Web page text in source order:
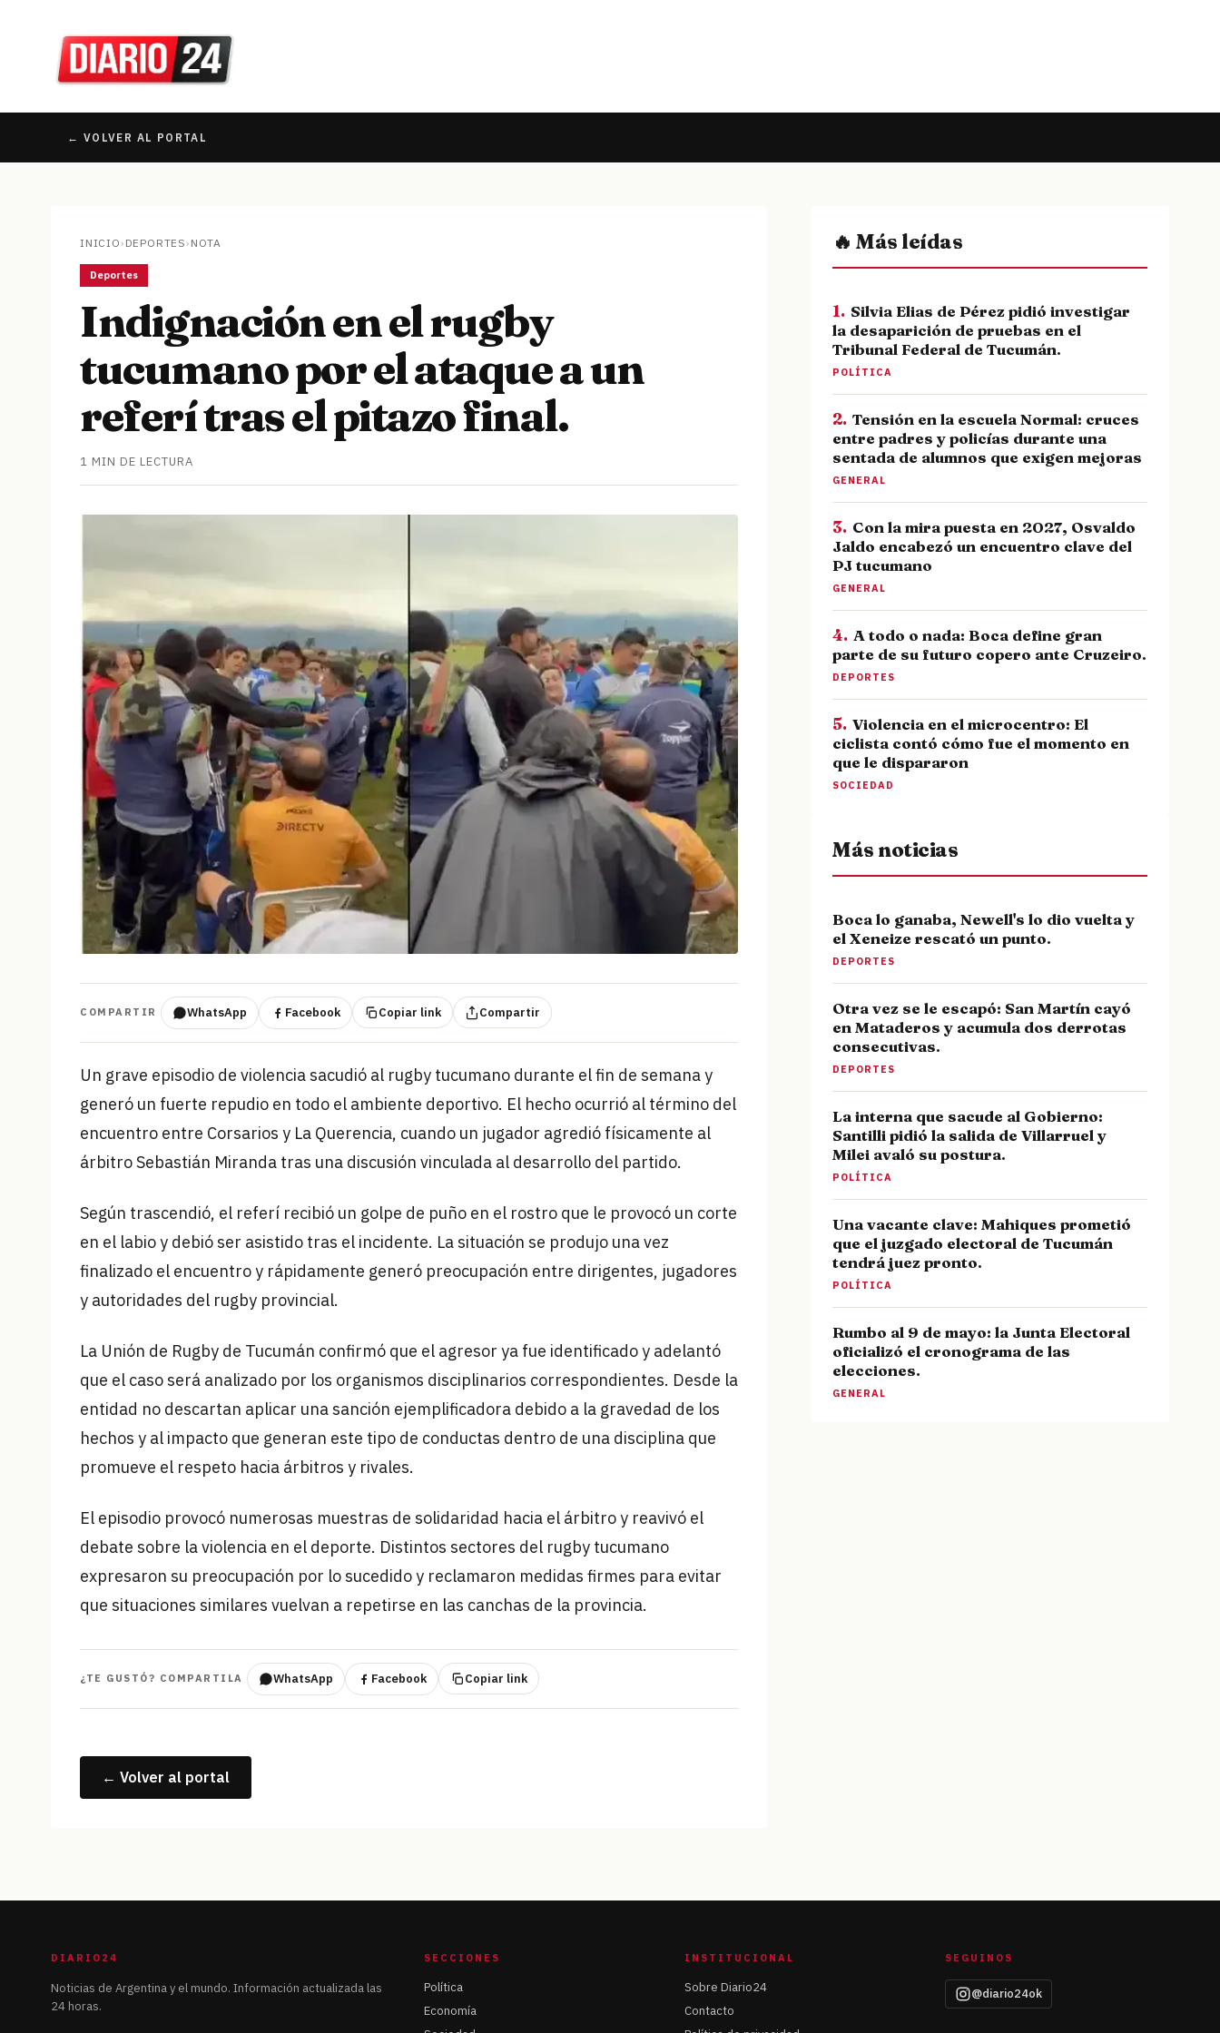
← VOLVER AL PORTAL
INICIO› DEPORTES› NOTA
Deportes
Indignación en el rugby
tucumano por el ataque a un
referí tras el pitazo final.
1 MIN DE LECTURA
COMPARTIR WhatsApp Facebook Copiar link Compartir
Un grave episodio de violencia sacudió al rugby tucumano durante el fin de semana y
generó un fuerte repudio en todo el ambiente deportivo. El hecho ocurrió al término del
encuentro entre Corsarios y La Querencia, cuando un jugador agredió físicamente al
árbitro Sebastián Miranda tras una discusión vinculada al desarrollo del partido.
Según trascendió, el referí recibió un golpe de puño en el rostro que le provocó un corte
en el labio y debió ser asistido tras el incidente. La situación se produjo una vez
finalizado el encuentro y rápidamente generó preocupación entre dirigentes, jugadores
y autoridades del rugby provincial.
La Unión de Rugby de Tucumán confirmó que el agresor ya fue identificado y adelantó
que el caso será analizado por los organismos disciplinarios correspondientes. Desde la
entidad no descartan aplicar una sanción ejemplificadora debido a la gravedad de los
hechos y al impacto que generan este tipo de conductas dentro de una disciplina que
promueve el respeto hacia árbitros y rivales.
El episodio provocó numerosas muestras de solidaridad hacia el árbitro y reavivó el
debate sobre la violencia en el deporte. Distintos sectores del rugby tucumano
expresaron su preocupación por lo sucedido y reclamaron medidas firmes para evitar
que situaciones similares vuelvan a repetirse en las canchas de la provincia.
¿TE GUSTÓ? COMPARTILA WhatsApp Facebook Copiar link
← Volver al portal
🔥 Más leídas
1. Silvia Elias de Pérez pidió investigar
la desaparición de pruebas en el
Tribunal Federal de Tucumán.
POLÍTICA
2. Tensión en la escuela Normal: cruces
entre padres y policías durante una
sentada de alumnos que exigen mejoras
GENERAL
3. Con la mira puesta en 2027, Osvaldo
Jaldo encabezó un encuentro clave del
PJ tucumano
GENERAL
4. A todo o nada: Boca define gran
parte de su futuro copero ante Cruzeiro.
DEPORTES
5. Violencia en el microcentro: El
ciclista contó cómo fue el momento en
que le dispararon
SOCIEDAD
Más noticias
Boca lo ganaba, Newell's lo dio vuelta y
el Xeneize rescató un punto.
DEPORTES
Otra vez se le escapó: San Martín cayó
en Mataderos y acumula dos derrotas
consecutivas.
DEPORTES
La interna que sacude al Gobierno:
Santilli pidió la salida de Villarruel y
Milei avaló su postura.
POLÍTICA
Una vacante clave: Mahiques prometió
que el juzgado electoral de Tucumán
tendrá juez pronto.
POLÍTICA
Rumbo al 9 de mayo: la Junta Electoral
oficializó el cronograma de las
elecciones.
GENERAL
DIARIO24
Noticias de Argentina y el mundo. Información actualizada las
24 horas.
SECCIONES
Política
Economía
INSTITUCIONAL
Sobre Diario24
Contacto
SEGUINOS
@diario24ok